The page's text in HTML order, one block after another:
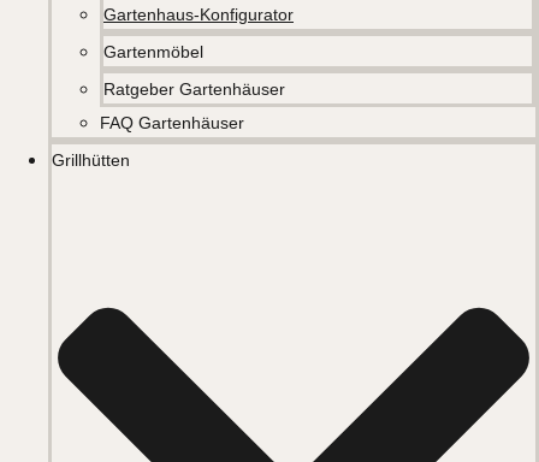
Gartenhaus-Konfigurator
Gartenmöbel
Ratgeber Gartenhäuser
FAQ Gartenhäuser
Grillhütten